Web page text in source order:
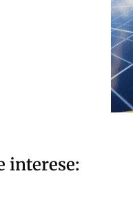
interese: